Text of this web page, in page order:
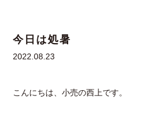
今日は処暑
2022.08.23
こんにちは、小売の西上です。